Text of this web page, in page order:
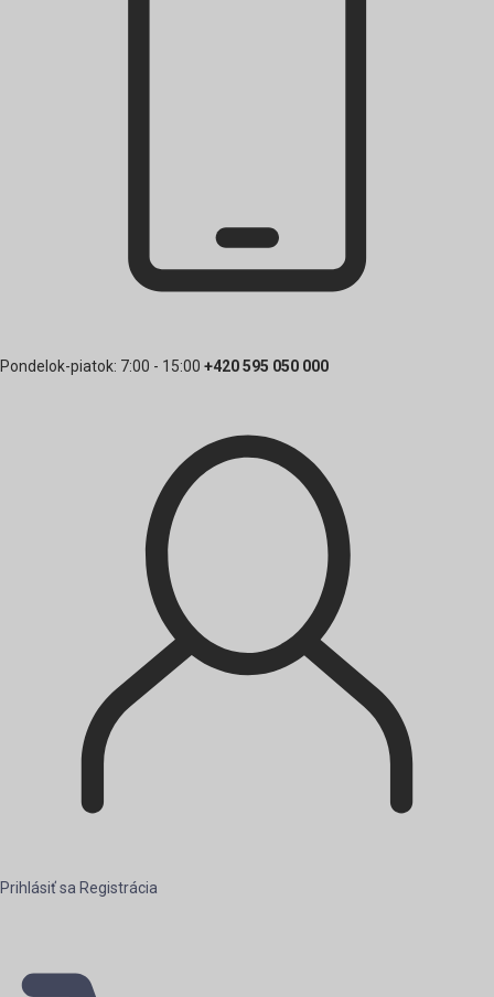
Pondelok-piatok: 7:00 - 15:00 +420 595 050 000
Prihlásiť sa Registrácia